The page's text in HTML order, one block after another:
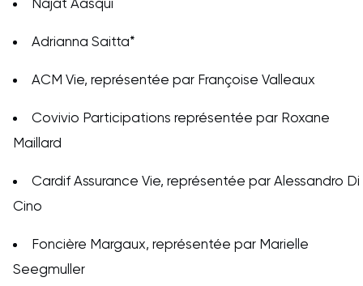
Adrianna Saitta*
ACM Vie, représentée par Françoise Valleaux
Covivio Participations représentée par Roxane
Maillard
Cardif Assurance Vie, représentée par Alessandro Di
Cino
Foncière Margaux, représentée par Marielle
Seegmuller